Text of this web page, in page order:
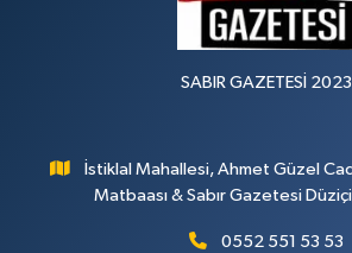
SABIR GAZETESİ 2023
İstiklal Mahallesi, Ahmet Güzel
Matbaası & Sabır Gazetesi
0552 551 53 53